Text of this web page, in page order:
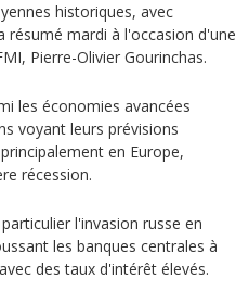
historiques, avec
résumé mardi à l'occasion d'une
Pierre-Olivier Gourinchas.
les économies avancées
voyant leurs prévisions
en Europe,
récession.
l'invasion russe en
les banques centrales à
des taux d'intérêt élevés.